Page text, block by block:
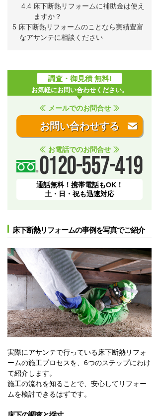
4.4 床下断熱リフォームに補助金は使え
ますか？
5 床下断熱リフォームのことなら実績豊富
なアサンテに相談ください
調査・御見積 無料!
お気軽にお問い合わせください。
メールでのお問合せ
お問い合わせする
お電話でのお問合せ
0120-557-419
通話無料！携帯電話もOK！
土・日・祝も迅速対応
床下断熱リフォームの事例を写真でご紹介
実際にアサンテで行っている床下断熱リフォ
ームの施工プロセスを、6つのステップにわけ
て紹介します。
施工の流れを知ることで、安心してリフォー
ムを検討できるはずです。